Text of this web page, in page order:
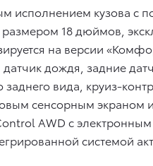
исполнением кузова
18 дюймов,
на версии
дождя, задние
заднего вида, круиз-
сенсорным
AWD с
системой